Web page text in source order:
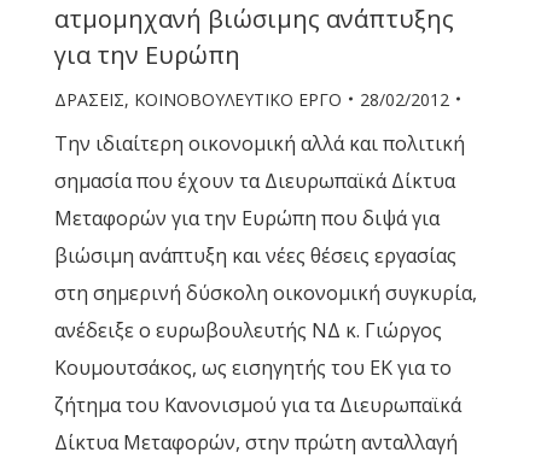
ατμομηχανή βιώσιμης ανάπτυξης
για την Ευρώπη
ΔΡΑΣΕΙΣ, ΚΟΙΝΟΒΟΥΛΕΥΤΙΚΟ ΕΡΓΟ 28/02/2012
Την ιδιαίτερη οικονομική αλλά και πολιτική
σημασία που έχουν τα Διευρωπαϊκά Δίκτυα
Μεταφορών για την Ευρώπη που διψά για
βιώσιμη ανάπτυξη και νέες θέσεις εργασίας
στη σημερινή δύσκολη οικονομική συγκυρία,
ανέδειξε ο ευρωβουλευτής ΝΔ κ. Γιώργος
Κουμουτσάκος, ως εισηγητής του ΕΚ για το
ζήτημα του Κανονισμού για τα Διευρωπαϊκά
Δίκτυα Μεταφορών, στην πρώτη ανταλλαγή